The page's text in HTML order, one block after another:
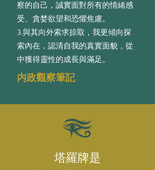
察的⾃⼰，誠實⾯對所有的情緒感
受、貪婪欲望和恐懼焦慮。
3.與其向外索求掠取，我更傾向探
索內在，認清⾃我的真實⾯貌，從
中獲得靈性的成⻑與滿⾜。
内政觀察筆記
塔羅牌是